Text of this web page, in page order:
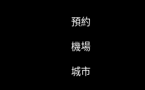
預約
機場
城市